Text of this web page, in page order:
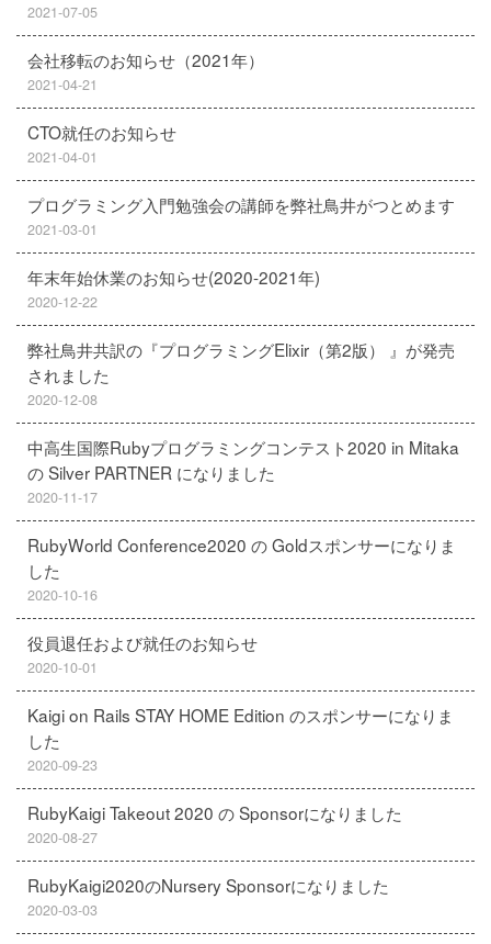
2021-07-05
会社移転のお知らせ（2021年）
2021-04-21
CTO就任のお知らせ
2021-04-01
プログラミング入門勉強会の講師を弊社鳥井がつとめます
2021-03-01
年末年始休業のお知らせ(2020-2021年)
2020-12-22
弊社鳥井共訳の『プログラミングElixir（第2版） 』が発売
されました
2020-12-08
中高生国際Rubyプログラミングコンテスト2020 in Mitaka
の Silver PARTNER になりました
2020-11-17
RubyWorld Conference2020 の Goldスポンサーになりま
した
2020-10-16
役員退任および就任のお知らせ
2020-10-01
Kaigi on Rails STAY HOME Edition のスポンサーになりま
した
2020-09-23
RubyKaigi Takeout 2020 の Sponsorになりました
2020-08-27
RubyKaigi2020のNursery Sponsorになりました
2020-03-03